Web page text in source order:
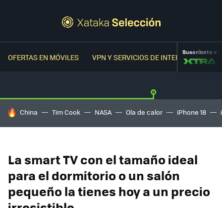
OFERTAS EN MÓVILES VPN Y SERVICIOS DE INTERNETSuscríbete a
HOY SE HABLA DE
China Tim Cook NASA Ola de calor iPhone 18
La smart TV con el tamaño ideal
para el dormitorio o un salón
pequeño la tienes hoy a un precio